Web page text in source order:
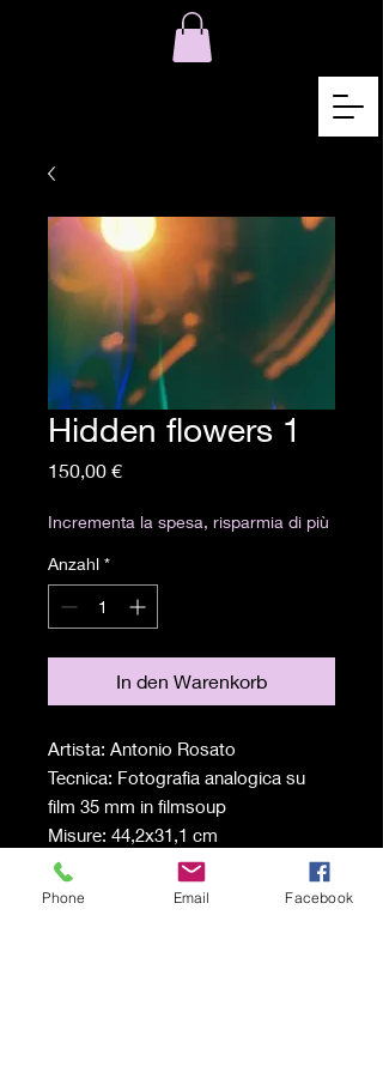
Hidden flowers 1
150,00 €Preis
Incrementa la spesa, risparmia di più
Anzahl *
In den Warenkorb
Artista: Antonio Rosato
Tecnica: Fotografia analogica su
film 35 mm in filmsoup
Misure: 44,2x31,1 cm
Anno: 2024
€ 600 serie completa (5 pezzi),
Phone Email Facebook